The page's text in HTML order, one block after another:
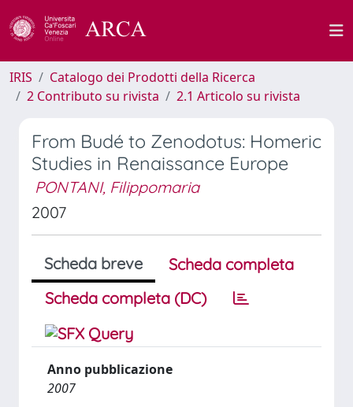
IRIS
Catalogo dei Prodotti della Ricerca
2 Contributo su rivista
2.1 Articolo su rivista
From Budé to Zenodotus: Homeric
Studies in Renaissance Europe
PONTANI, Filippomaria
2007
Scheda breve
Scheda completa
Scheda completa (DC)
Anno pubblicazione
2007